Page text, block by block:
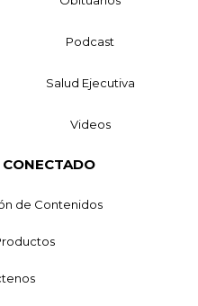
Podcast
Salud Ejecutiva
Videos
de Contenidos